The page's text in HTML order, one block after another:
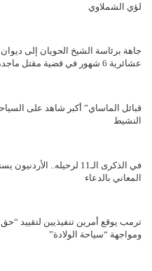
لؤي الشملاوي
جاهة برئاسة الشيخ الحويان إلى
عشائرية 6 شهور في قضية مقتل ماجدة العواودة
قبائل الماساي” أكبر شاهد على
النشيط
في الذكرى الـ11 لرحيله..
المعاني بالدعاء
ترمب يوقع أمرين تنفيذيين لتقييد “حق
ومواجهة “سياحة الولادة”